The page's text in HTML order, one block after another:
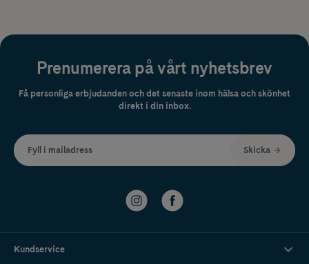
Prenumerera på vårt nyhetsbrev
Få personliga erbjudanden och det senaste inom hälsa och skönhet
direkt i din inbox.
Fyll i mailadress Skicka
Kundservice